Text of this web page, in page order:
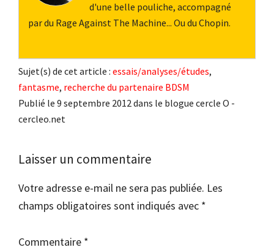
d'une belle pouliche, accompagné
par du Rage Against The Machine... Ou du Chopin.
Sujet(s) de cet article : essais/analyses/études,
fantasme, recherche du partenaire BDSM
Publié le 9 septembre 2012 dans le blogue cercle O -
cercleo.net
Interactions
lecteur
Laisser un commentaire
Votre adresse e-mail ne sera pas publiée. Les
champs obligatoires sont indiqués avec *
Commentaire *